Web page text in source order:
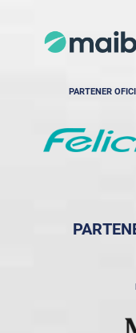
PARTENER